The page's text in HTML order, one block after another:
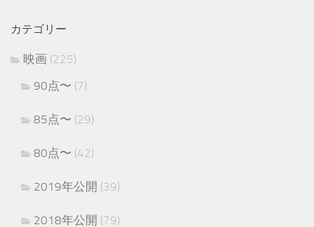
カテゴリー
映画 (225)
90点〜 (7)
85点〜 (29)
80点〜 (42)
2019年公開 (39)
2018年公開 (79)